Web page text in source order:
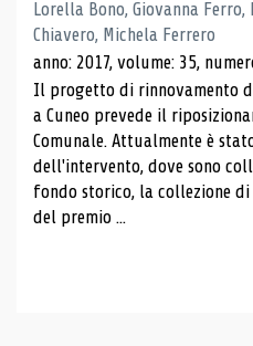
Lorella Bono, Giovanna
Chiavero, Michela Ferrero
anno: 2017, volume: 35,
Il progetto di rinnovamento
a Cuneo prevede il
Comunale. Attualmente è
dell'intervento, dove sono
fondo storico, la collezione
del premio ...